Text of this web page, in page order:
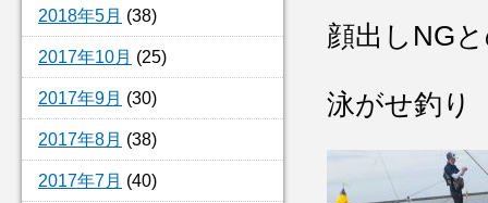
2018年5月 (38)
2017年10月 (25)
2017年9月 (30)
2017年8月 (38)
2017年7月 (40)
顔出しNG
泳がせ釣り